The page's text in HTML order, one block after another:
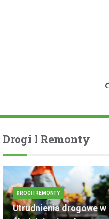
Drogi I Remonty
DROGI I REMONTY
Utrudnienia drogowe w